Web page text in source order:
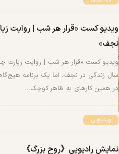
ویدیو کست «قرار هر شب | روایت
نجف»
ویدیو کست «قرار هر شب | روایت زیارت
سال زندگی در نجف، اما یک برنامه
در همین کارهای به ظاهر کوچک…
ویدیویی
نمایش رادیویی《روح بزرگ》